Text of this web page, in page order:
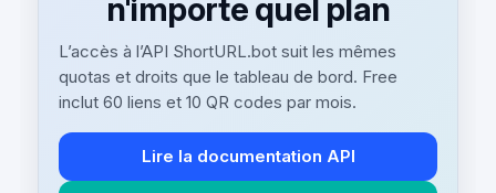
n'importe quel plan
L’accès à l’API ShortURL.bot suit les mêmes
quotas et droits que le tableau de bord. Free
inclut 60 liens et 10 QR codes par mois.
Lire la documentation API